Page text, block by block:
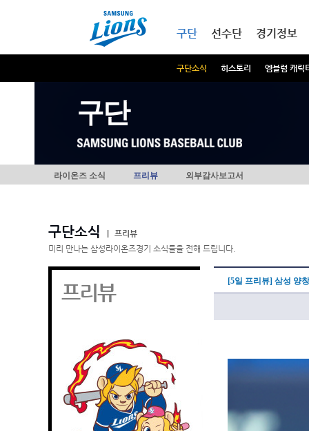
구단
구단소식 히스토리 엠블럼 캐릭
선수단 경기정보
구단
라이온즈 소식 프리뷰 외부감사보고서
구단소식
프리뷰
미리 만나는 삼성라이온즈경기 소식들을 전해 드립니다.
프리뷰 [5일 프리뷰] 삼성 양